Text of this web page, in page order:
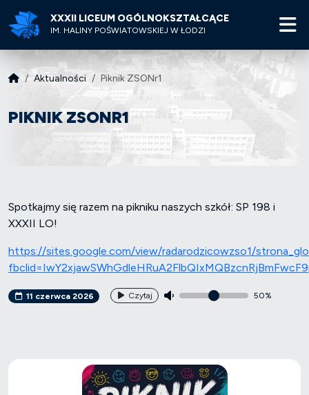
XXXII LICEUM OGÓLNOKSZTAŁCĄCE
IM. HALINY POŚWIATOWSKIEJ W ŁODZI
Aktualności Piknik ZSONr1
PIKNIK ZSONR1
Spotkajmy się razem na pikniku naszych szkół: SP 198 i
XXXII LO!
https://sites.google.com/view/radarodzicowzso1/
11 czerwca 2026 Czytaj 50%